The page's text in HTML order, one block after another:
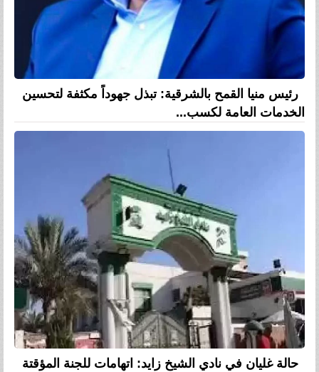
رئيس منيا القمح بالشرقية: تبذل جهوداً مكثفة لتحسين
الخدمات العامة لكسب...
حالة غليان في نادي الشيخ زايد: اتهامات للجنة المؤقتة